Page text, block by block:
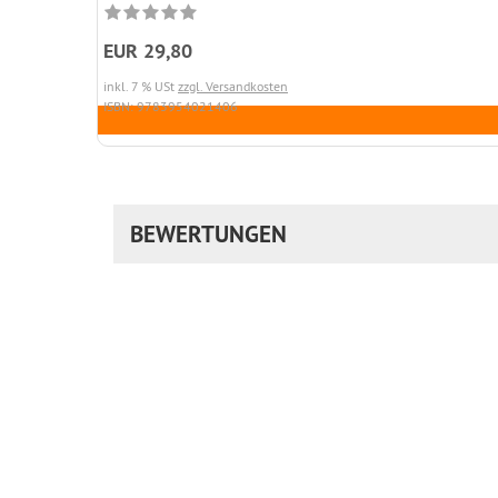
EUR 29,80
inkl. 7 % USt zzgl. Versandkosten
ISBN: 9783954021406
BEWERTUNGEN